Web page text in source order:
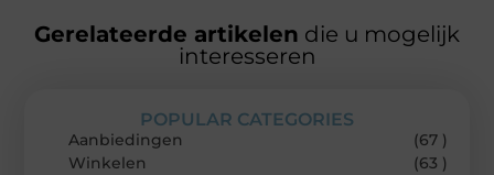
Gerelateerde artikelen die u mogelijk
interesseren
POPULAR CATEGORIES
Aanbiedingen
(67 )
Winkelen
(63 )